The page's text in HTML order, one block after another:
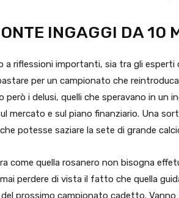
INGAGGI DA 10
a riflessioni importanti, sia tra gli esperti
per un campionato che
però i delusi, quelli che speravano in un
mercato e sul piano finanziario. Una
potesse saziare la sete di grande
come quella rosanero non bisogna
perdere di vista il fatto che quella
prossimo campionato cadetto.